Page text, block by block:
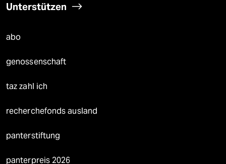
Unterstützen
abo
genossenschaft
taz zahl ich
recherchefonds ausland
panterstiftung
panterpreis 2026